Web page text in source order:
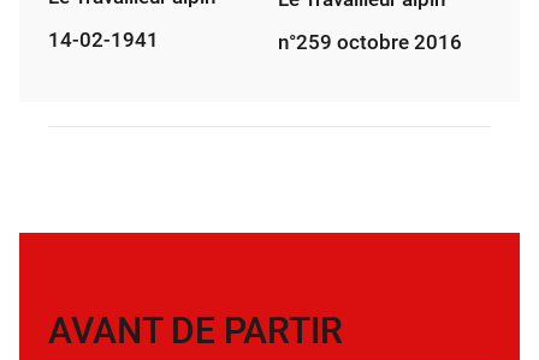
14-02-1941
n°259 octobre 2016
AVANT DE PARTIR